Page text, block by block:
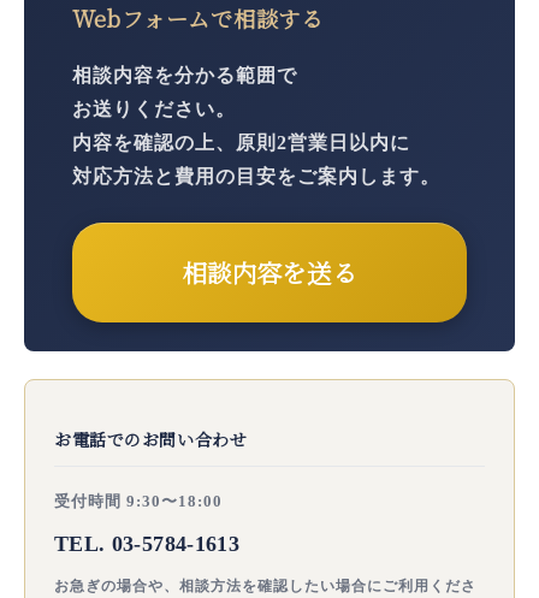
Webフォームで相談する
相談内容を分かる範囲で
お送りください。
内容を確認の上、原則2営業日以内に
対応方法と費用の目安をご案内します。
相談内容を送る
お電話でのお問い合わせ
受付時間 9:30〜18:00
TEL. 03-5784-1613
お急ぎの場合や、相談方法を確認したい場合にご利用くださ